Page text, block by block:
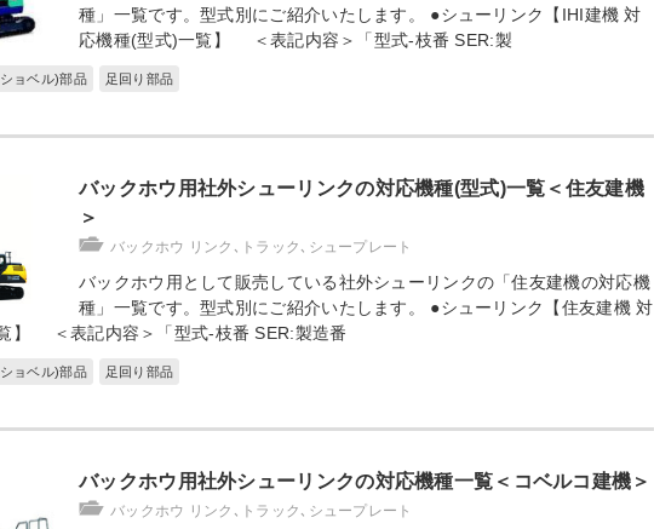
種」一覧です。型式別にご紹介いたします。 ●シューリンク【IHI建機 対
応機種(型式)一覧】 ＜表記内容＞「型式-枝番 SER:製
ョベル)部品 足回り部品
バックホウ用社外シューリンクの対応機種(型式)一覧＜住友建機
＞
バックホウ リンク､トラック､シュープレート
バックホウ用として販売している社外シューリンクの「住友建機の対応機
種」一覧です。型式別にご紹介いたします。 ●シューリンク【住友建機 対
】 ＜表記内容＞「型式-枝番 SER:製造番
ョベル)部品 足回り部品
バックホウ用社外シューリンクの対応機種一覧＜コベルコ建機＞
バックホウ リンク､トラック､シュープレート